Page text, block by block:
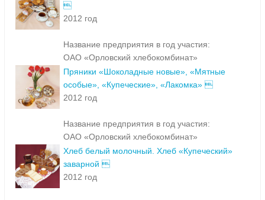

2012 год
Название предприятия в год участия:
ОАО «Орловский хлебокомбинат»
Пряники «Шоколадные новые», «Мятные
особые», «Купеческие», «Лакомка» 
2012 год
Название предприятия в год участия:
ОАО «Орловский хлебокомбинат»
Хлеб белый молочный. Хлеб «Купеческий»
заварной 
2012 год